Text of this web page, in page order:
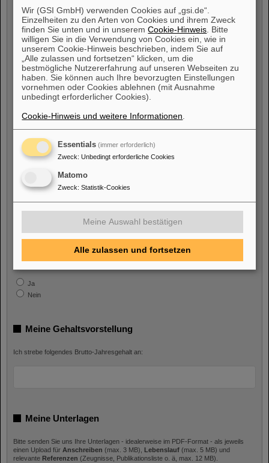
Meine Verfügbarkeit
Ich bin verfügbar ab *
Freiwillige Angabe
Nein
Ja
Nein
Meine Gehaltsvorstellung
Ich strebe folgendes Brutto-Jahresgehalt an:
Meine Unterlagen
Bitte senden Sie uns Ihre Unterlagen - idealerweise im PDF-Format - als jeweils
einen Upload für Anschreiben (max. 3 MB), Lebenslauf (max. 5 MB) und
relevante Referenzen (Zeugnisse, Publikationsliste o. ä, max. 12 MB).
Wir (GSI GmbH) verwenden Cookies auf „gsi.de“.
Einzelheiten zu den Arten von Cookies und ihrem Zweck
finden Sie unten und in unseremCookie-Hinweis . Bitte
willigen Sie in die Verwendung von Cookies ein, wie in
unserem Cookie-Hinweis beschrieben, indem Sie auf
„Alle zulassen und fortsetzen“ klicken, um die
bestmögliche Nutzererfahrung auf unseren Webseiten zu
haben. Sie können auch Ihre bevorzugten Einstellungen
vornehmen oder Cookies ablehnen (mit Ausnahme
unbedingt erforderlicher Cookies).
Cookie-Hinweis und weitere Informationen
Essentials (immer erforderlich)
Zweck: Unbedingt erforderliche Cookies
Matomo
Zweck: Statistik-Cookies
Meine Auswahl bestätigen
Alle zulassen und fortsetzen